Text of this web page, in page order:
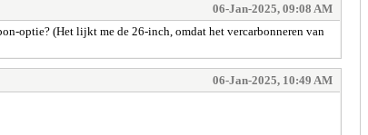
06-Jan-2025, 09:08 AM
optie? (Het lijkt me de 26-inch, omdat het vercarbonneren van
06-Jan-2025, 10:49 AM